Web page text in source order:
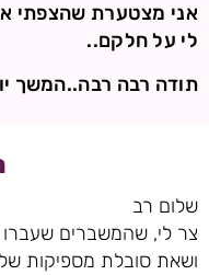
אני מצטערת שהצפתי
לי על חלקם..
תודה רבה רבה..המשך
שלום רב
צר לי, שהמשברים
ושאת סובלת מספיקות